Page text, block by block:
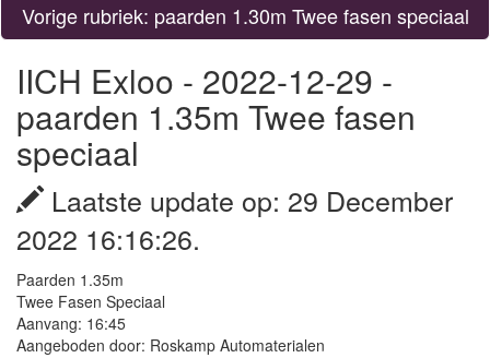
Vorige rubriek: paarden 1.30m Twee fasen speciaal
IICH Exloo - 2022-12-29 -
paarden 1.35m Twee fasen
speciaal
Laatste update op: 29 December
2022 16:16:26.
Paarden 1.35m
Twee Fasen Speciaal
Aanvang: 16:45
Aangeboden door: Roskamp Automaterialen